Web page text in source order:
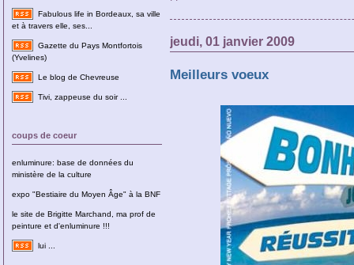
Fabulous life in Bordeaux, sa ville
et à travers elle, ses...
Gazette du Pays Montfortois
(Yvelines)
Le blog de Chevreuse
Tivi, zappeuse du soir ...
coups de coeur
enluminure: base de données du
ministère de la culture
expo "Bestiaire du Moyen Âge" à la BNF
le site de Brigitte Marchand, ma prof de
peinture et d'enluminure !!!
lui ...
jeudi, 01 janvier 2009
Meilleurs voeux